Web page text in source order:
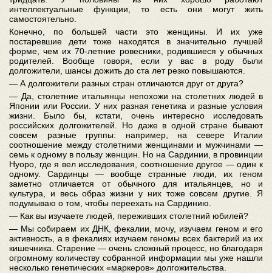
интеллектуальные функции, то есть они могут жить
самостоятельно.
Конечно, по большей части это женщины. И их уже
постаревшие дети тоже находятся в значительно лучшей
форме, чем их 70-летние ровесники, родившиеся у обычных
родителей. Вообще говоря, если у вас в роду были
долгожители, шансы дожить до ста лет резко повышаются.
— А долгожители разных стран отличаются друг от друга?
— Да, столетние итальянцы непохожи на столетних людей в
Японии или России. У них разная генетика и разные условия
жизни. Было бы, кстати, очень интересно исследовать
российских долгожителей. Но даже в одной стране бывают
совсем разные группы: например, на севере Италии
соотношение между столетними женщинами и мужчинами —
семь к одному в пользу женщин. Но на Сардинии, в провинции
Нуоро, где я вел исследования, соотношение другое — один к
одному. Сардинцы — вообще странные люди, их геном
заметно отличается от обычного для итальянцев, но и
культура, и весь образ жизни у них тоже совсем другие. Я
подумываю о том, чтобы переехать на Сардинию.
— Как вы изучаете людей, переживших столетний юбилей?
— Мы собираем их ДНК, фекалии, мочу, изучаем геном и его
активность, а в фекалиях изучаем геномы всех бактерий из их
кишечника. Старение — очень сложный процесс, но благодаря
огромному количеству собранной информации мы уже нашли
несколько генетических «маркеров» долгожительства.